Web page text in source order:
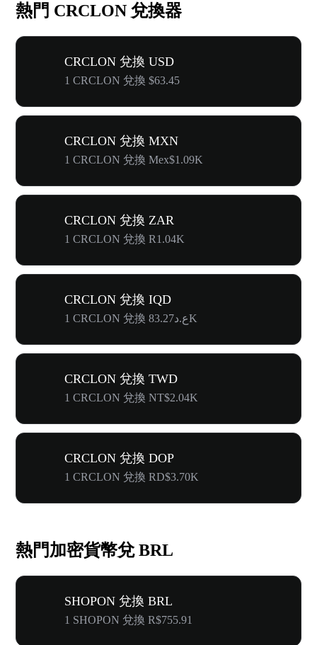
熱門 CRCLON 兌換器
CRCLON 兌換 USD
1 CRCLON 兌換 $63.45
CRCLON 兌換 MXN
1 CRCLON 兌換 Mex$1.09K
CRCLON 兌換 ZAR
1 CRCLON 兌換 R1.04K
CRCLON 兌換 IQD
1 CRCLON 兌換 ع.د83.27K
CRCLON 兌換 TWD
1 CRCLON 兌換 NT$2.04K
CRCLON 兌換 DOP
1 CRCLON 兌換 RD$3.70K
熱門加密貨幣兌 BRL
SHOPON 兌換 BRL
1 SHOPON 兌換 R$755.91